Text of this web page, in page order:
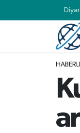
Diyarbakır
Röportaj
Foto Galeri
Diyarbakır
Bilim &
Diyarbakır
Diyarbakır
Diyarbakır
Diyarbakır